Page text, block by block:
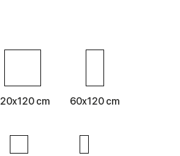
cm 60x120 cm